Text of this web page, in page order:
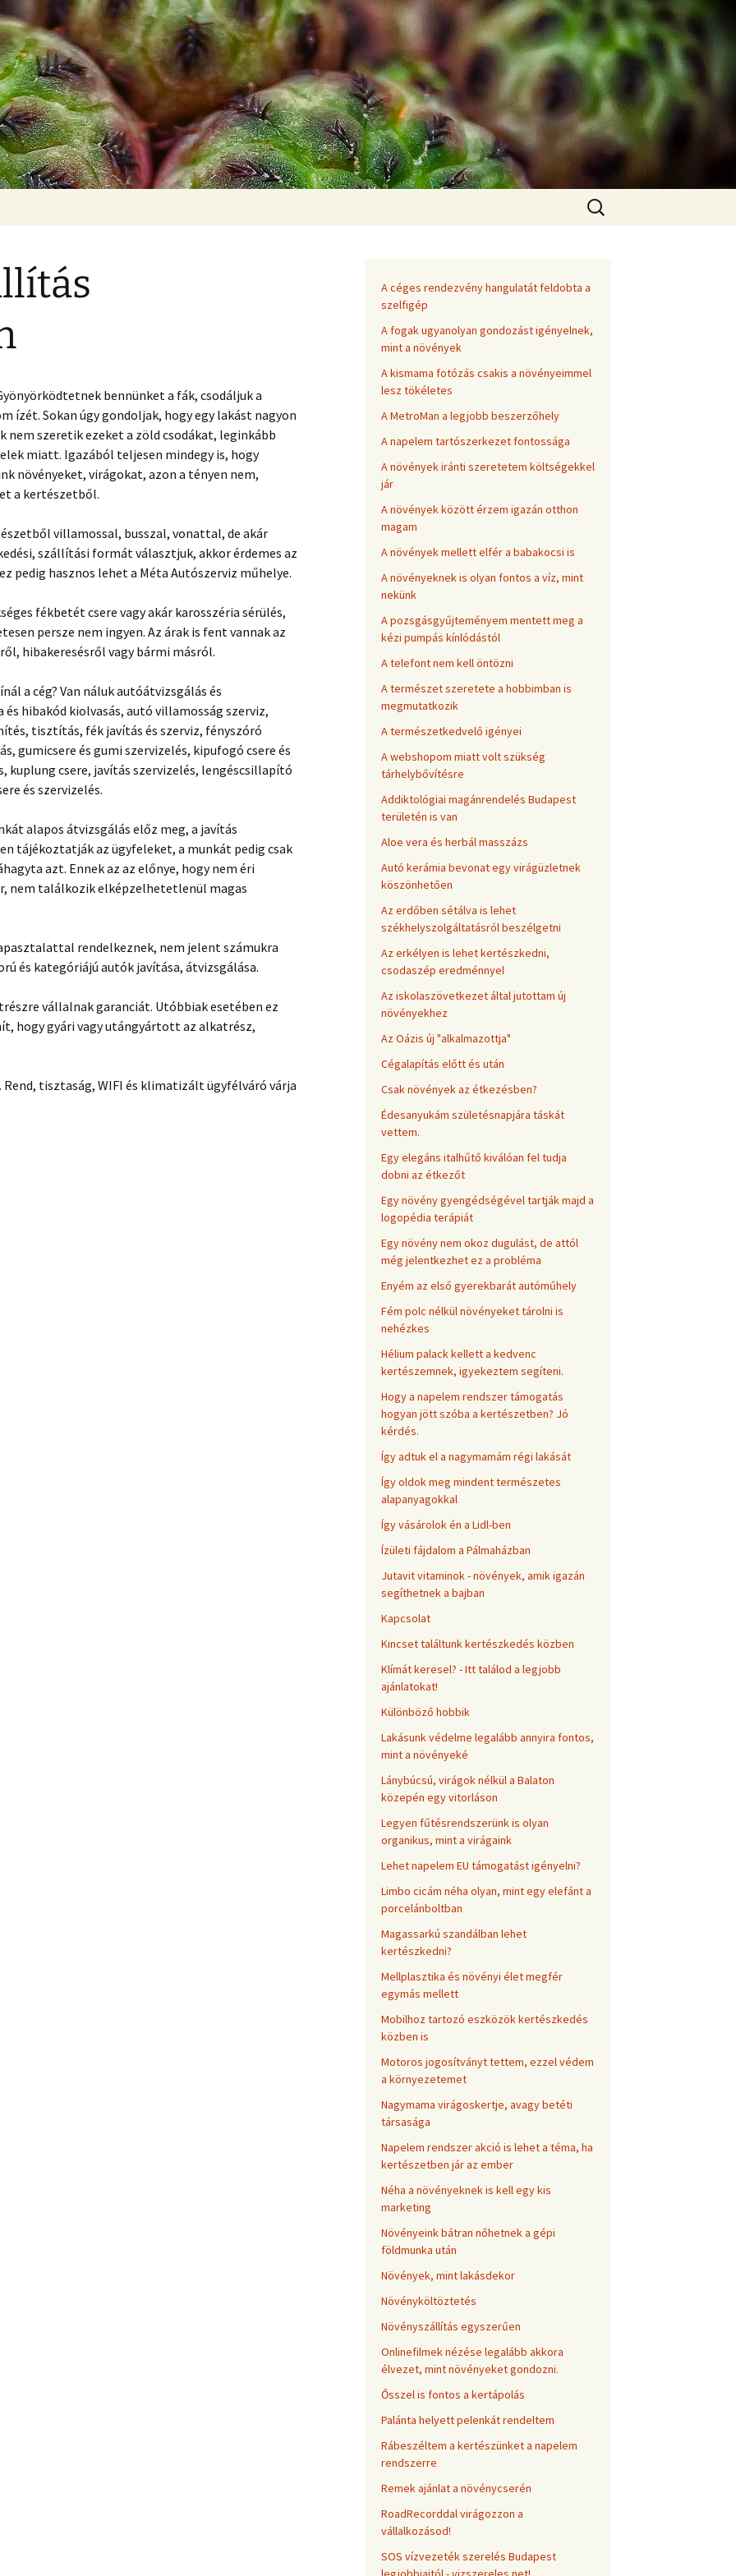
Keresés:
bennünket a fák, csodáljuk a
ízét. Sokan úgy gondoljak, hogy egy lakást nagyon
nem szeretik ezeket a zöld csodákat, leginkább
miatt. Igazából teljesen mindegy is, hogy
növényeket, virágokat, azon a tényen nem,
a kertészetből.
villamossal, busszal, vonattal, de akár
szállítási formát választjuk, akkor érdemes az
pedig hasznos lehet a Méta Autószerviz műhelye.
fékbetét csere vagy akár karosszéria sérülés,
persze nem ingyen. Az árak is fent vannak az
hibakeresésről vagy bármi másról.
a cég? Van náluk autóátvizsgálás és
hibakód kiolvasás, autó villamosság szerviz,
tisztítás, fék javítás és szerviz, fényszóró
gumicsere és gumi szervizelés, kipufogó csere és
kuplung csere, javítás szervizelés, lengéscsillapító
és szervizelés.
alapos átvizsgálás előz meg, a javítás
tájékoztatják az ügyfeleket, a munkát pedig csak
azt. Ennek az az előnye, hogy nem éri
nem találkozik elképzelhetetlenül magas
rendelkeznek, nem jelent számukra
és kategóriájú autók javítása, átvizsgálása.
vállalnak garanciát. Utóbbiak esetében ez
hogy gyári vagy utángyártott az alkatrész,
Rend, tisztaság, WIFI és klimatizált ügyfélváró várja
A céges rendezvény hangulatát feldobta a
szelfigép
A fogak ugyanolyan gondozást igényelnek,
mint a növények
A kismama fotózás csakis a növényeimmel
lesz tökéletes
A MetroMan a legjobb beszerzőhely
A napelem tartószerkezet fontossága
A növények iránti szeretetem költségekkel
jár
A növények között érzem igazán otthon
magam
A növények mellett elfér a babakocsi is
A növényeknek is olyan fontos a víz, mint
nekünk
A pozsgásgyűjteményem mentett meg a
kézi pumpás kínlódástól
A telefont nem kell öntözni
A természet szeretete a hobbimban is
megmutatkozik
A természetkedvelő igényei
A webshopom miatt volt szükség
tárhelybővítésre
Addiktológiai magánrendelés Budapest
területén is van
Aloe vera és herbál masszázs
Autó kerámia bevonat egy virágüzletnek
köszönhetően
Az erdőben sétálva is lehet
székhelyszolgáltatásról beszélgetni
Az erkélyen is lehet kertészkedni,
csodaszép eredménnyel
Az iskolaszövetkezet által jutottam új
növényekhez
Az Oázis új "alkalmazottja"
Cégalapítás előtt és után
Csak növények az étkezésben?
Édesanyukám születésnapjára táskát
vettem.
Egy elegáns italhűtő kiválóan fel tudja
dobni az étkezőt
Egy növény gyengédségével tartják majd a
logopédia terápiát
Egy növény nem okoz dugulást, de attól
még jelentkezhet ez a probléma
Enyém az első gyerekbarát autóműhely
Fém polc nélkül növényeket tárolni is
nehézkes
Hélium palack kellett a kedvenc
kertészemnek, igyekeztem segíteni.
Hogy a napelem rendszer támogatás
hogyan jött szóba a kertészetben? Jó
kérdés.
Így adtuk el a nagymamám régi lakását
Így oldok meg mindent természetes
alapanyagokkal
Így vásárolok én a Lidl-ben
Ízületi fájdalom a Pálmaházban
Jutavit vitaminok - növények, amik igazán
segíthetnek a bajban
Kapcsolat
Kincset találtunk kertészkedés közben
Klímát keresel? - Itt találod a legjobb
ajánlatokat!
Különböző hobbik
Lakásunk védelme legalább annyira fontos,
mint a növényeké
Lánybúcsú, virágok nélkül a Balaton
közepén egy vitorláson
Legyen fűtésrendszerünk is olyan
organikus, mint a virágaink
Lehet napelem EU támogatást igényelni?
Limbo cicám néha olyan, mint egy elefánt a
porcelánboltban
Magassarkú szandálban lehet
kertészkedni?
Mellplasztika és növényi élet megfér
egymás mellett
Mobilhoz tartozó eszközök kertészkedés
közben is
Motoros jogosítványt tettem, ezzel védem
a környezetemet
Nagymama virágoskertje, avagy betéti
társasága
Napelem rendszer akció is lehet a téma, ha
kertészetben jár az ember
Néha a növényeknek is kell egy kis
marketing
Növényeink bátran nőhetnek a gépi
földmunka után
Növények, mint lakásdekor
Növényköltöztetés
Növényszállítás egyszerűen
Onlinefilmek nézése legalább akkora
élvezet, mint növényeket gondozni.
Ősszel is fontos a kertápolás
Palánta helyett pelenkát rendeltem
Rábeszéltem a kertészünket a napelem
rendszerre
Remek ajánlat a növénycserén
RoadRecorddal virágozzon a
vállalkozásod!
SOS vízvezeték szerelés Budapest